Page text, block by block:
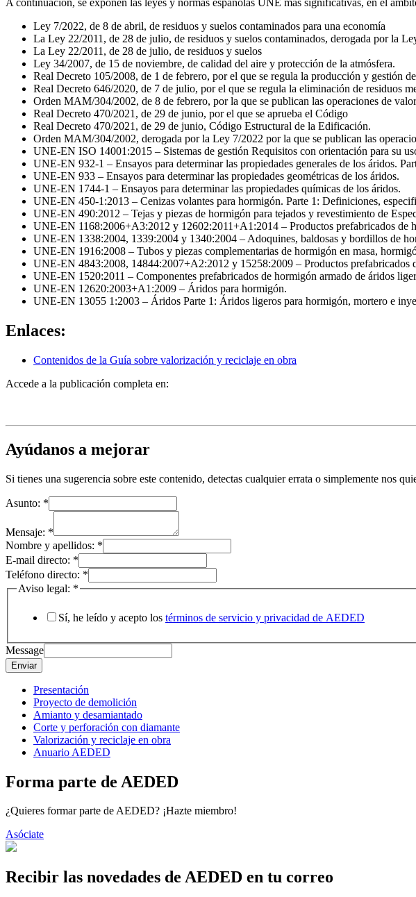
A continuación, se exponen las leyes y normas españolas UNE más significativas, en el
Ley 7/2022, de 8 de abril, de residuos y suelos contaminados para una economía
La Ley 22/2011, de 28 de julio, de residuos y suelos contaminados, derogada por la
La Ley 22/2011, de 28 de julio, de residuos y suelos
Ley 34/2007, de 15 de noviembre, de calidad del aire y protección de la atmósfera.
Real Decreto 105/2008, de 1 de febrero, por el que se regula la producción y gestión
Real Decreto 646/2020, de 7 de julio, por el que se regula la eliminación de residuos
Orden MAM/304/2002, de 8 de febrero, por la que se publican las operaciones de
Real Decreto 470/2021, de 29 de junio, por el que se aprueba el Código
Real Decreto 470/2021, de 29 de junio, Código Estructural de la Edificación.
Orden MAM/304/2002, derogada por la Ley 7/2022 por la que se publican las
UNE-EN ISO 14001:2015 – Sistemas de gestión Requisitos con orientación para su
UNE-EN 932-1 – Ensayos para determinar las propiedades generales de los áridos.
UNE-EN 933 – Ensayos para determinar las propiedades geométricas de los áridos.
UNE-EN 1744-1 – Ensayos para determinar las propiedades químicas de los áridos.
UNE-EN 450-1:2013 – Cenizas volantes para hormigón. Parte 1: Definiciones,
UNE-EN 490:2012 – Tejas y piezas de hormigón para tejados y revestimiento de
UNE-EN 1168:2006+A3:2012 y 12602:2011+A1:2014 – Productos prefabricados de
UNE-EN 1338:2004, 1339:2004 y 1340:2004 – Adoquines, baldosas y bordillos de
UNE-EN 1916:2008 – Tubos y piezas complementarias de hormigón en masa,
UNE-EN 4843:2008, 14844:2007+A2:2012 y 15258:2009 – Productos prefabricados
UNE-EN 1520:2011 – Componentes prefabricados de hormigón armado de áridos
UNE-EN 12620:2003+A1:2009 – Áridos para hormigón.
UNE-EN 13055 1:2003 – Áridos Parte 1: Áridos ligeros para hormigón, mortero e
Enlaces:
Contenidos de la Guía sobre valorización y reciclaje en obra
Accede a la publicación completa en:
Ayúdanos a mejorar
Si tienes una sugerencia sobre este contenido, detectas cualquier errata o simplemente nos
Asunto: *
Mensaje: *
Nombre y apellidos: *
E-mail directo: *
Teléfono directo: *
Aviso legal: *
Sí, he leído y acepto los términos de servicio y privacidad de AEDED
Message
Enviar
Presentación
Proyecto de demolición
Amianto y desamiantado
Corte y perforación con diamante
Valorización y reciclaje en obra
Anuario AEDED
Forma parte de AEDED
¿Quieres formar parte de AEDED? ¡Hazte miembro!
Asóciate
Recibir las novedades de AEDED en tu correo